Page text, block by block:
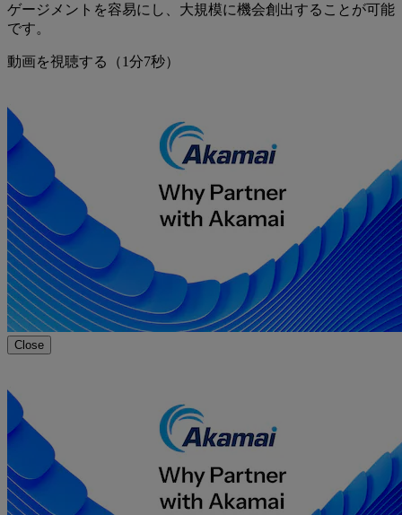
ゲージメントを容易にし、大規模に機会創出することが可能
です。
動画を視聴する（1分7秒）
Close